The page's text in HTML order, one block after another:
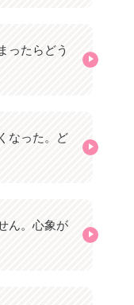
ったらどう
なった。ど
ん。心象が